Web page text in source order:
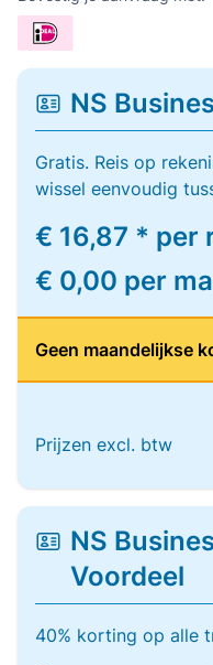
NS
Gratis. Reis op
wissel eenvoudig
€ 16,87 * per
€ 0,00 per
Geen maandelijkse
Prijzen excl. btw
NS
Voordeel
40% korting op alle